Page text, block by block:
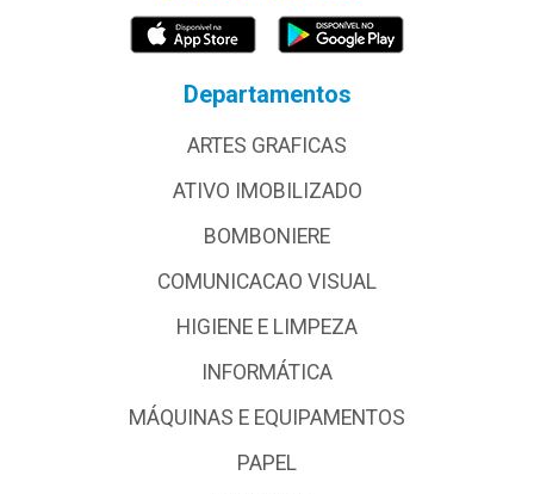
Departamentos
ARTES GRAFICAS
ATIVO IMOBILIZADO
BOMBONIERE
COMUNICACAO VISUAL
HIGIENE E LIMPEZA
INFORMÁTICA
MÁQUINAS E EQUIPAMENTOS
PAPEL